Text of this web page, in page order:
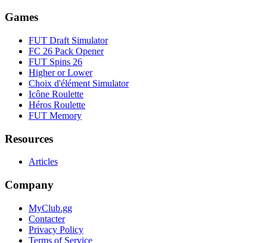
Games
FUT Draft Simulator
FC 26 Pack Opener
FUT Spins 26
Higher or Lower
Choix d'élément Simulator
Icône Roulette
Héros Roulette
FUT Memory
Resources
Articles
Company
MyClub.gg
Contacter
Privacy Policy
Terms of Service